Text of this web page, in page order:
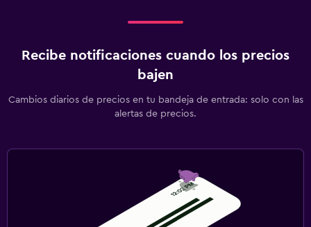
Recibe notificaciones cuando los precios
bajen
Cambios diarios de precios en tu bandeja de entrada: solo con las
alertas de precios.